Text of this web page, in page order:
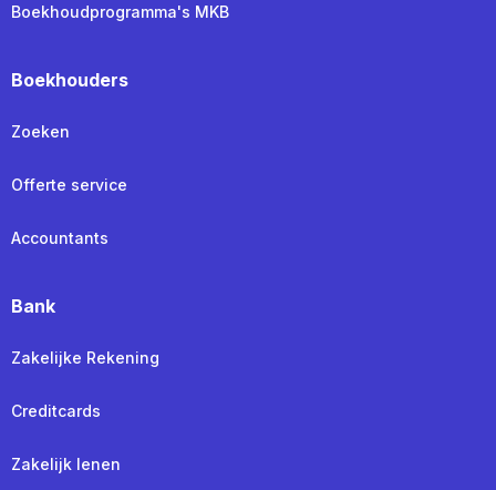
Boekhoudprogramma's MKB
Boekhouders
Zoeken
Offerte service
Accountants
Bank
Zakelijke Rekening
Creditcards
Zakelijk lenen